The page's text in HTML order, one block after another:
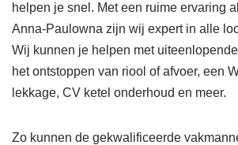
helpen je snel. Met een ruime ervaring
Anna-Paulowna zijn wij expert in alle
Wij kunnen je helpen met
het ontstoppen van riool of afvoer, een
lekkage, CV ketel onderhoud en meer.
Zo kunnen de gekwalificeerde